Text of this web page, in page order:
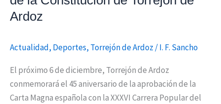
Ardoz
Actualidad, Deportes, Torrejón de Ardoz /I. F. Sancho
El próximo 6 de diciembre, Torrejón de Ardoz
conmemorará el 45 aniversario de la aprobación de la
Carta Magna española con la XXXVI Carrera Popular del
de
Torrejón
Ardoz